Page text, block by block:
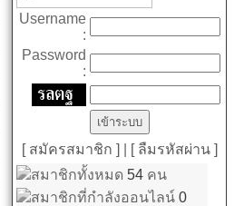
Username
:
Password
:
[ สมัครสมาชิก ]
[ ลืมรหัสผ่าน ]
สมาชิกทั้งหมด 54 คน
สมาชิกที่กำลังออนไลน์ 0